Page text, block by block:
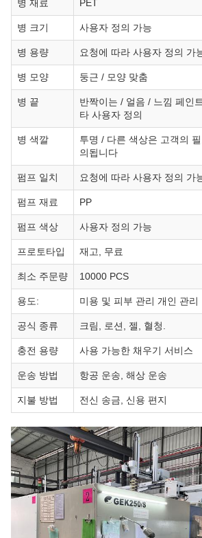
병 재료 PET
병 크기 사용자 정의 가능
병 용량 요청에 따라 사용자 정의 가
병 모양 둥근 / 모양 맞춤
병 끝
반짝이는 / 얼음 / 느낌 페인
타 사용자 정의
병 색깔
투명 / 다른 색상은 고객의
의됩니다
펌프 일치 요청에 따라 사용자 정의 가
펌프 재료 PP
펌프 색상 사용자 정의 가능
프로토타입 재고, 무료
최소 주문량 10000 PCS
용도: 미용 및 피부 관리 개인 관리
공식 종류 크림, 로션, 젤, 혈청.
충전 용량 사용 가능한 채우기 서비스
운송 방법 항공 운송, 해상 운송
지불 방법 전신 송금, 신용 편지